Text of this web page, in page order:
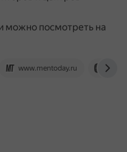
можно посмотреть на
www.mentoday.ru